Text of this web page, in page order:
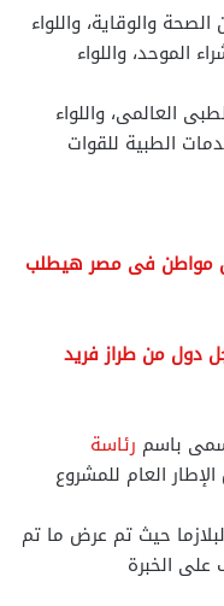
والوقاية، واللواء
الموحد، واللواء
العالمى، واللواء
الطبية للقوات
مواطن فى مصر هيطلب
دول من طراز فريد
باسم رئاسة
العام للمشروع
حيث تم عرض ما تم
الخبرة